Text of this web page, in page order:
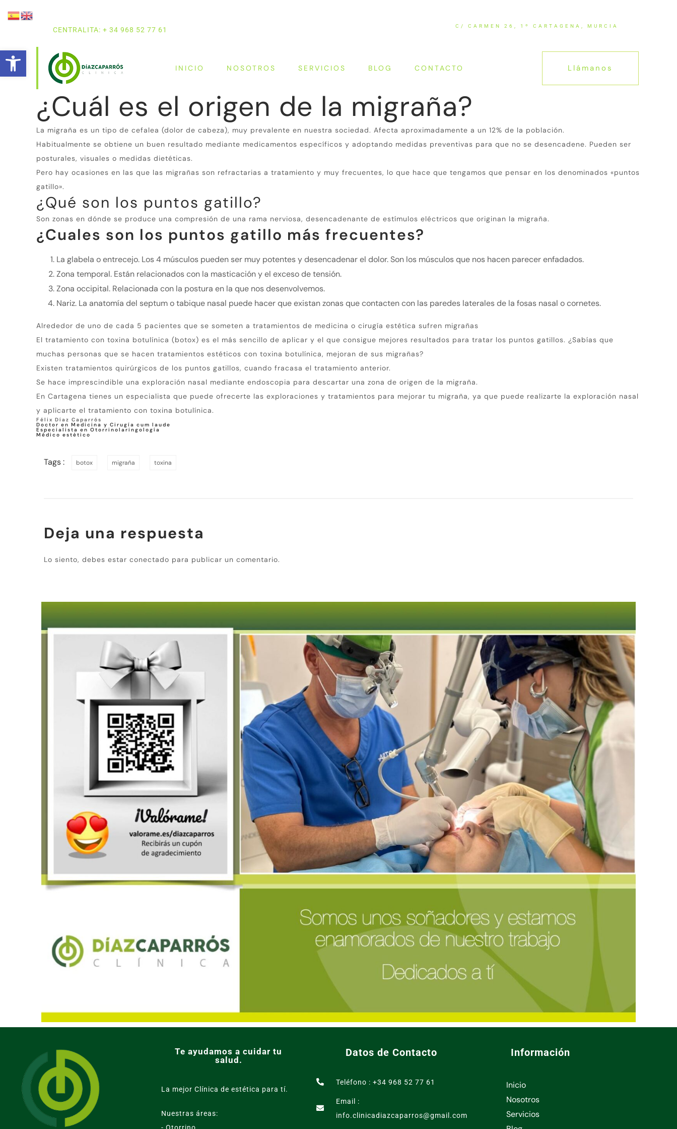
Abrir barra de herramientas
CENTRALITA: + 34 968 52 77 61 ÚLTIMAS NOTICIAS
C/ CARMEN 26, 1º CARTAGENA, MURCIA
INICIO NOSOTROS SERVICIOS BLOG CONTACTO Llámanos
¿Cuál es el origen de la migraña?
La migraña es un tipo de cefalea (dolor de cabeza), muy prevalente en nuestra sociedad. Afecta aproximadamente a un 12% de la población.
Habitualmente se obtiene un buen resultado mediante medicamentos específicos y adoptando medidas preventivas para que no se desencadene. Pueden ser
posturales, visuales o medidas dietéticas.
Pero hay ocasiones en las que las migrañas son refractarias a tratamiento y muy frecuentes, lo que hace que tengamos que pensar en los denominados «puntos
gatillo».
¿Qué son los puntos gatillo?
Son zonas en dónde se produce una compresión de una rama nerviosa, desencadenante de estímulos eléctricos que originan la migraña.
¿Cuales son los puntos gatillo más frecuentes?
La glabela o entrecejo. Los 4 músculos pueden ser muy potentes y desencadenar el dolor.Son los músculos que nos hacen parecer enfadados.
Zona temporal. Están relacionados con la masticación y el exceso de tensión.
Zona occipital. Relacionada con la postura en la que nos desenvolvemos.
Nariz. La anatomía del septum o tabique nasal puede hacer que existan zonas que contacten con las paredes laterales de la fosas nasal o cornetes.
Alrededor de uno de cada 5 pacientes que se someten a tratamientos de medicina o cirugía estética sufren migrañas
El tratamiento con toxina botulínica (botox) es el más sencillo de aplicar y el que consigue mejores resultados para tratar los puntos gatillos. ¿Sabías que
muchas personas que se hacen tratamientos estéticos con toxina botulínica, mejoran de sus migrañas?
Existen tratamientos quirúrgicos de los puntos gatillos, cuando fracasa el tratamiento anterior.
Se hace imprescindible una exploración nasal mediante endoscopia para descartar una zona de origen de la migraña.
En Cartagena tienes un especialista que puede ofrecerte las exploraciones y tratamientos para mejorar tu migraña, ya que puede realizarte la exploración nasal
y aplicarte el tratamiento con toxina botulínica.
Félix Díaz Caparrós
Doctor en Medicina y Cirugía cum laude
Especialista en Otorrinolaringología
Médico estético
Tags : botox migraña toxina
Deja una respuesta
Lo siento, debes estar conectado para publicar un comentario.
Te ayudamos a cuidar tu
salud.
La mejor Clínica de estética para tí.
Nuestras áreas:
- Otorrino
Datos de Contacto
Teléfono : +34 968 52 77 61
Email :
info.clinicadiazcaparros@gmail.com
Información
Inicio
Nosotros
Servicios